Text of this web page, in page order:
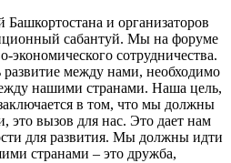
Башкортостана и организаторов
сабантуй. Мы на форуме
экономического сотрудничества.
развитие между нами, необходимо
нашими странами. Наша цель,
в том, что мы должны
это вызов для нас. Это дает нам
для развития. Мы должны идти
странами – это дружба,